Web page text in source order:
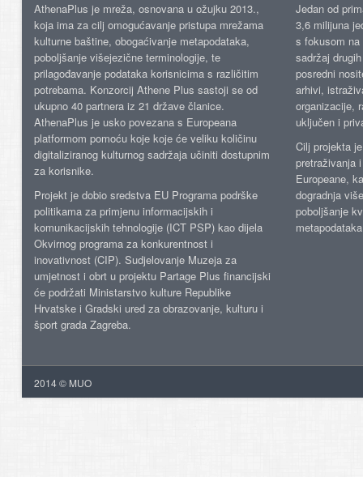
AthenaPlus je mreža, osnovana u ožujku 2013.,
koja ima za cilj omogućavanje pristupa mrežama
kulturne baštine, obogaćivanje metapodataka,
poboljšanje višejezične terminologije, te
prilagođavanje podataka korisnicima s različitim
potrebama. Konzorcij Athene Plus sastoji se od
ukupno 40 partnera iz 21 države članice.
AthenaPlus je usko povezana s Europeana
platformom pomoću koje koje će veliku količinu
digitaliziranog kulturnog sadržaja učiniti dostupnim
za korisnike.
Projekt je dobio sredstva EU Programa podrške
politikama za primjenu informacijskih i
komunikacijskih tehnologije (ICT PSP) kao dijela
Okvirnog programa za konkurentnost i
inovativnost (CIP). Sudjelovanje Muzeja za
umjetnost i obrt u projektu Partage Plus financijski
će podržati Ministarstvo kulture Republike
Hrvatske i Gradski ured za obrazovanje, kulturu i
šport grada Zagreba.
Jedan od
3,6 milijuna
s fokusom
sadržaj
posredni
arhivi,
organizacije,
uključen i
Cilj projekta
pretraživanja
Europeane,
dogradnja
poboljšanje
2014 © MUO